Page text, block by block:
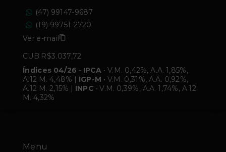
Menu
(47) 99147-9687
(19) 99751-2720
Ver e-mail
CUB R$3.037,72
Índices 04/26 - IPCA • V.M. 0,42%, A.A. 1,85%,
A.12 M. 4,48% | IGP-M • V.M. 0,31%, A.A. 0,92%,
A.12 M. 2,15% | INPC • V.M. 0,39%, A.A. 1,74%, A.12
M. 4,32%